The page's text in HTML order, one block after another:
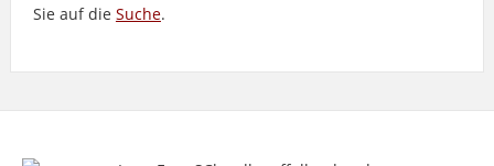
Sie auf die Suche.